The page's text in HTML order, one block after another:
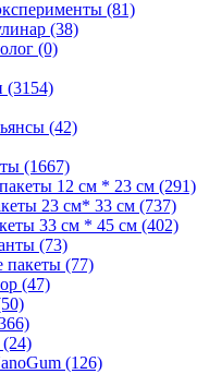
(81)
(38)
(0)
(3154)
(42)
(1667)
12 см * 23 см (291)
23 см* 33 см (737)
33 см * 45 см (402)
(73)
пакеты (77)
(47)
(24)
(126)